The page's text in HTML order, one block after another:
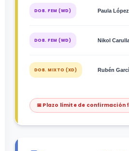
DOB. FEM (WD) Paula
DOB. FEM (WD) Nikol
DOB. MIXTO (XD) Rubén
📅 Plazo límite de confirmación